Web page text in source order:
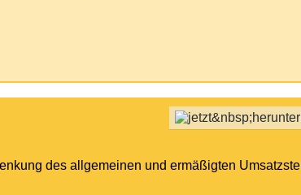
des allgemeinen und ermäßigten